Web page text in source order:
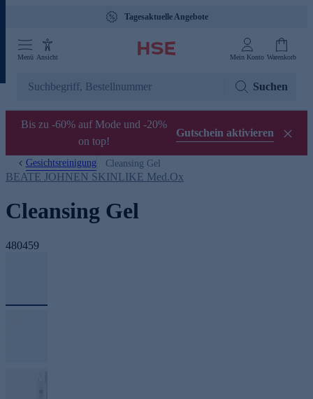
Tagesaktuelle Angebote
Menü Ansicht Mein Konto Warenkorb
Suchen
Bis zu -60% auf Mode und -20%
on top!
Gutschein aktivieren
Gesichtsreinigung Cleansing Gel
BEATE JOHNEN SKINLIKE Med.Ox
Cleansing Gel
480459